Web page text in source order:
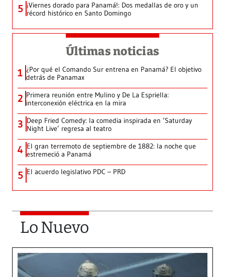
5 ¡Viernes dorado para Panamá!: Dos medallas de oro y un
récord histórico en Santo Domingo
Últimas noticias
1 ¿Por qué el Comando Sur entrena en Panamá? El objetivo
detrás de Panamax
2 Primera reunión entre Mulino y De La Espriella:
interconexión eléctrica en la mira
3 Deep Fried Comedy: la comedia inspirada en ‘Saturday
Night Live’ regresa al teatro
4 El gran terremoto de septiembre de 1882: la noche que
estremeció a Panamá
5 El acuerdo legislativo PDC – PRD
Lo Nuevo